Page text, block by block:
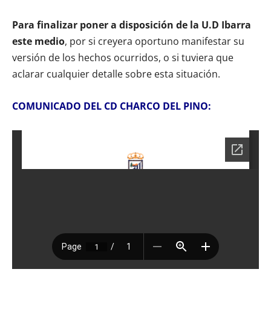
Para finalizar poner a disposición de la U.D Ibarra
este medio, por si creyera oportuno manifestar su
versión de los hechos ocurridos, o si tuviera que
aclarar cualquier detalle sobre esta situación.
COMUNICADO DEL CD CHARCO DEL PINO: